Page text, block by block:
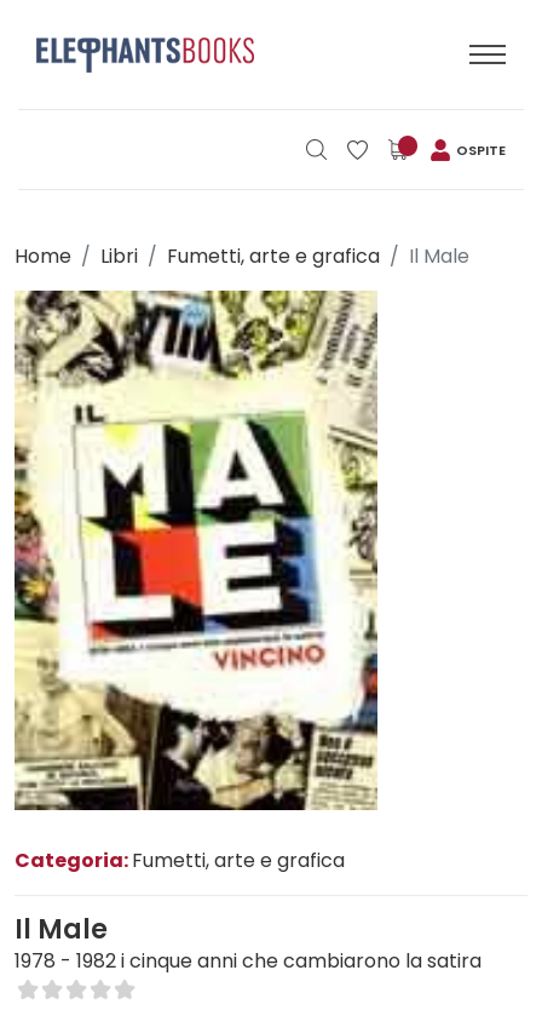
OSPITE
Home Libri Fumetti, arte e grafica Il Male
Categoria:Fumetti, arte e grafica
Il Male
1978 - 1982 i cinque anni che cambiarono la satira